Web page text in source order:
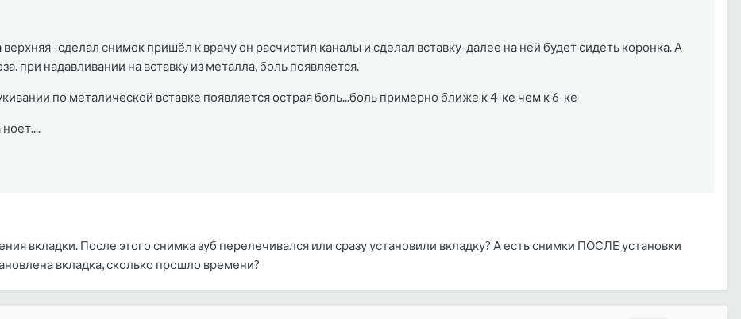
-сделал снимок пришёл к врачу он расчистил каналы и сделал вставку-далее на ней будет сидеть коронка. А
при надавливании на вставку из металла, боль появляется.
по металической вставке появляется острая боль...боль примерно ближе к 4-ке чем к 6-ке
вкладки. После этого снимка зуб перелечивался или сразу установили вкладку? А есть снимки ПОСЛЕ установки
вкладка, сколько прошло времени?